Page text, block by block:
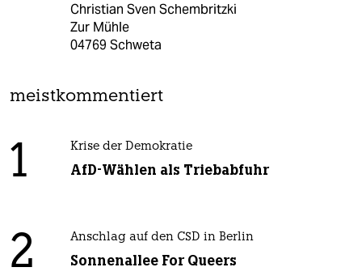
Christian Sven Schembritzki
Zur Mühle
04769 Schweta
meistkommentiert
1 Krise der Demokratie
AfD-Wählen als Triebabfuhr
2 Anschlag auf den CSD in Berlin
Sonnenallee For Queers